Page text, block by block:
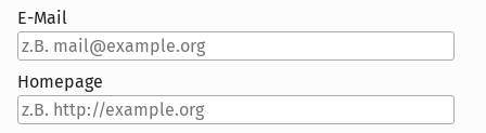
E-Mail
Homepage